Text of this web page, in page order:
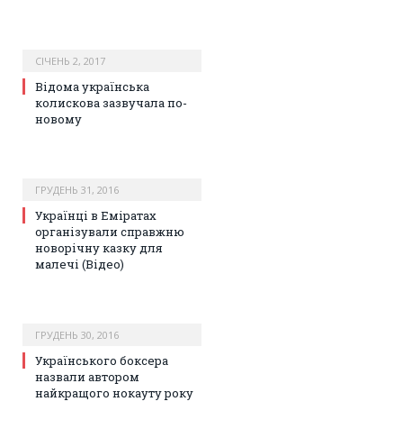
СІЧЕНЬ 2, 2017
Відома українська
колискова зазвучала по-
новому
ГРУДЕНЬ 31, 2016
Українці в Еміратах
організували справжню
новорічну казку для
малечі (Відео)
ГРУДЕНЬ 30, 2016
Українського боксера
назвали автором
найкращого нокауту року